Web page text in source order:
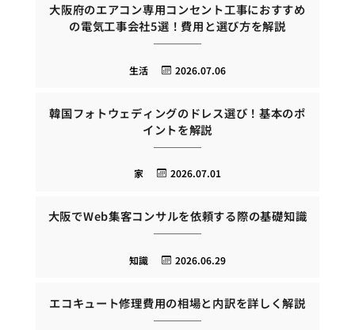
大阪府のエアコン専用コンセント工事におすすめ
の電気工事会社5選！費用と選び方を解説
2026.07.06
生活
韓国フォトウェディングのドレス選び！基本のポ
イントを解説
2026.07.01
家
大阪でWeb集客コンサルを依頼する際の基礎知識
2026.06.29
知識
エコキュート修理費用の相場と内訳を詳しく解説